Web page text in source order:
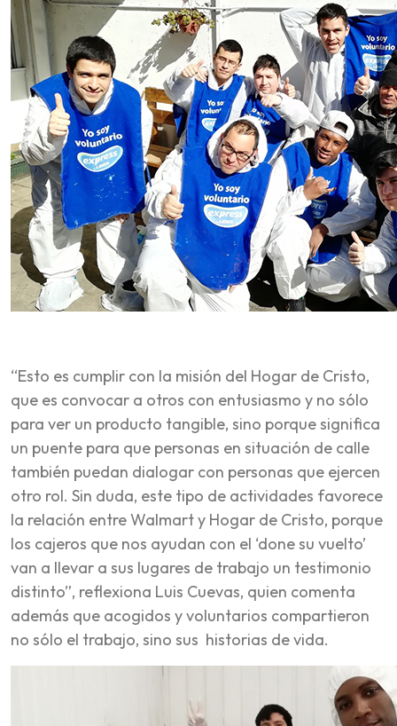
“Esto es cumplir con la misión del Hogar de Cristo,
que es convocar a otros con entusiasmo y no sólo
para ver un producto tangible, sino porque significa
un puente para que personas en situación de calle
también puedan dialogar con personas que ejercen
otro rol. Sin duda, este tipo de actividades favorece
la relación entre Walmart y Hogar de Cristo, porque
los cajeros que nos ayudan con el ‘done su vuelto’
van a llevar a sus lugares de trabajo un testimonio
distinto”, reflexiona Luis Cuevas, quien comenta
además que acogidos y voluntarios compartieron
no sólo el trabajo, sino sus historias de vida.